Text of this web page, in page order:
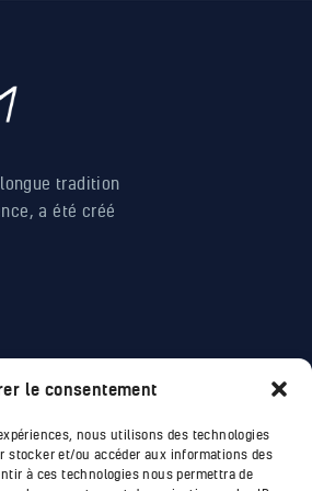
le consentement
nous utilisons des technologies
stocker et/ou accéder aux informations des
à ces technologies nous permettra de
longue tradition
a été créé